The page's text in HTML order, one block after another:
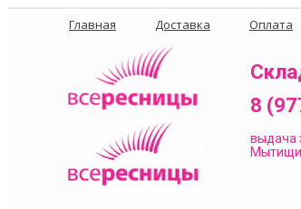
Главная Доставка Оплата
8
выдача
Мытищи,